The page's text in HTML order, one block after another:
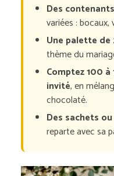
Des
variées :
Une palette de
thème du
Comptez 100
invité, en
chocolaté.
Des sachets
reparte avec sa